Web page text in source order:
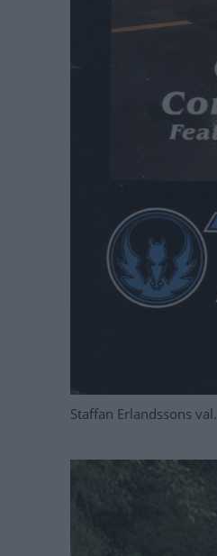
Staffan Erlandssons val.